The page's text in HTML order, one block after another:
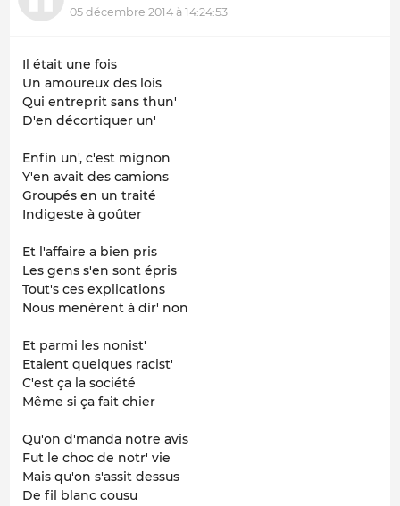
05 décembre 2014 à 14:24:53
Il était une fois
Un amoureux des lois
Qui entreprit sans thun'
D'en décortiquer un'
Enfin un', c'est mignon
Y'en avait des camions
Groupés en un traité
Indigeste à goûter
Et l'affaire a bien pris
Les gens s'en sont épris
Tout's ces explications
Nous menèrent à dir' non
Et parmi les nonist'
Etaient quelques racist'
C'est ça la société
Même si ça fait chier
Qu'on d'manda notre avis
Fut le choc de notr' vie
Mais qu'on s'assit dessus
De fil blanc cousu